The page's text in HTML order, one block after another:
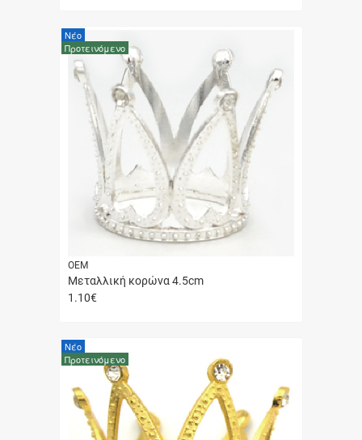
ΟΕΜ
Μεταλλική κορώνα 4.5cm
1.10€
Νέο
Προτεινόμενο
Νέο
Προτεινόμενο